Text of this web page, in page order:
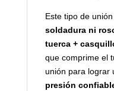
Este tipo de
soldadura ni
tuerca +
que comprime el
unión para lograr
presión